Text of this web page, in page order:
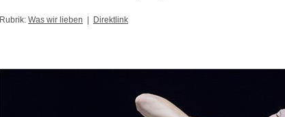
Rubrik: Was wir lieben Direktlink